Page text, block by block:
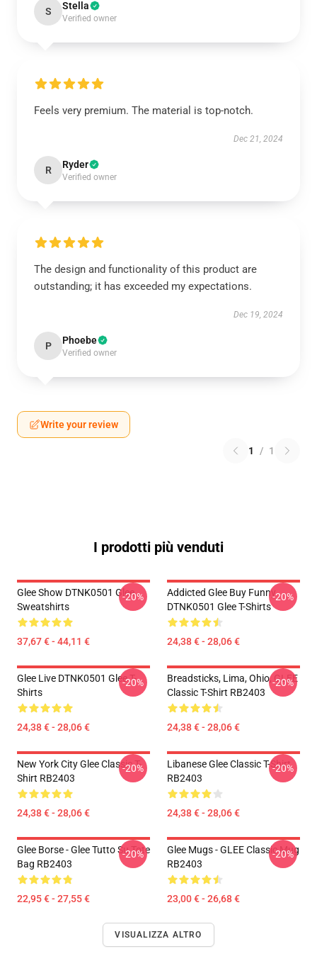
S Stella
Verified owner
Feels very premium. The material is top-notch.
Dec 21, 2024
R Ryder
Verified owner
The design and functionality of this product are
outstanding; it has exceeded my expectations.
Dec 19, 2024
P Phoebe
Verified owner
Write your review
1 / 1
I prodotti più venduti
Glee Show DTNK0501 Glee
Sweatshirts
37,67 € - 44,11 €
-20%
Addicted Glee Buy Funny
DTNK0501 Glee T-Shirts
24,38 € - 28,06 €
-20%
Glee Live DTNK0501 Glee T-
Shirts
24,38 € - 28,06 €
-20%
Breadsticks, Lima, Ohio, GLEE
Classic T-Shirt RB2403
24,38 € - 28,06 €
-20%
New York City Glee Classic T-
Shirt RB2403
24,38 € - 28,06 €
-20%
Libanese Glee Classic T-Shirt
RB2403
24,38 € - 28,06 €
-20%
Glee Borse - Glee Tutto Su Tote
Bag RB2403
22,95 € - 27,55 €
-20%
Glee Mugs - GLEE Classic Mug
RB2403
23,00 € - 26,68 €
-20%
VISUALIZZA ALTRO